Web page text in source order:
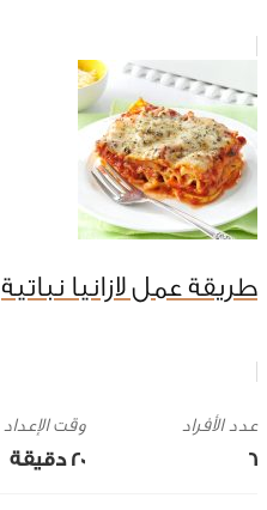
طريقة عمل لازانيا نباتية
6
وقت الإعداد
20 ‎دقيقة